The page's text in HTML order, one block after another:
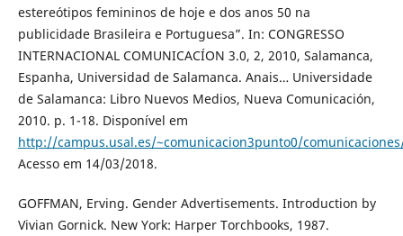
estereótipos femininos de hoje e dos anos 50 na
publicidade Brasileira e Portuguesa”. In: CONGRESSO
INTERNACIONAL COMUNICACÍON 3.0, 2, 2010, Salamanca,
Espanha, Universidad de Salamanca. Anais… Universidade
de Salamanca: Libro Nuevos Medios, Nueva Comunicación,
2010. p. 1-18. Disponível em
http://campus.usal.es/~comunicacion3punto0/
Acesso em 14/03/2018.
GOFFMAN, Erving. Gender Advertisements. Introduction by
Vivian Gornick. New York: Harper Torchbooks, 1987.